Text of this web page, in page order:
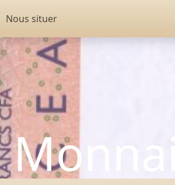
Nous situer
Monnaie